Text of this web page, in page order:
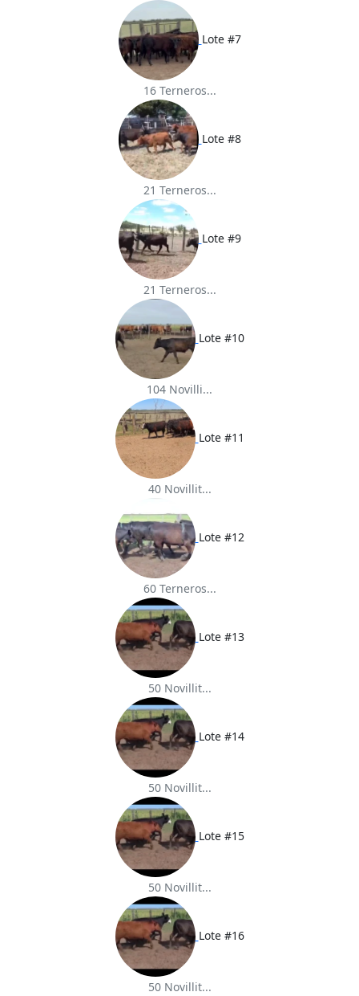
Lote #7
16 Terneros...
Lote #8
21 Terneros...
Lote #9
21 Terneros...
Lote #10
104 Novilli...
Lote #11
40 Novillit...
Lote #12
60 Terneros...
Lote #13
50 Novillit...
Lote #14
50 Novillit...
Lote #15
50 Novillit...
Lote #16
50 Novillit...